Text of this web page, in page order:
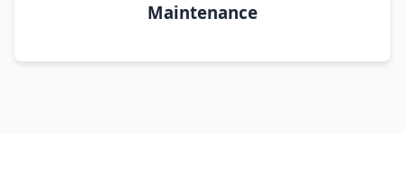
Maintenance